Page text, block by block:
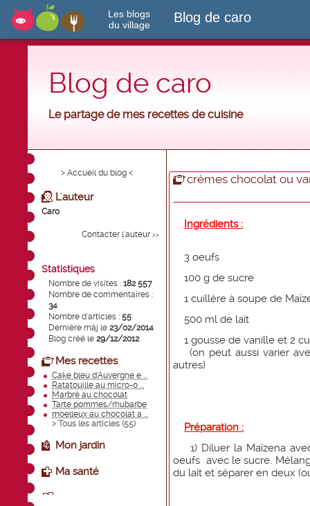
Les blogs
du village
Blog de caro
Blog de caro
Le partage de mes recettes de cuisine
> Accueil du blog <
L'auteur
Caro
Contacter l'auteur >>
Statistiques
Nombre de visites : 182 557
Nombre de commentaires :
34
Nombre d'articles : 55
Dernière màj le 23/02/2014
Blog créé le 29/12/2012
Mes recettes
Cake bleu d'Auvergne e ...
Ratatouille au micro-o ...
Marbré au chocolat
Tarte pommes/rhubarbe
moelleux au chocolat a ...
> Tous les articles (55)
Mon jardin
Ma santé
crèmes chocolat ou
Ingrédients :
3 oeufs
100 g de sucre
1 cuillère à soupe de
500 ml de lait
1 gousse de vanille et 2
(on peut aussi varier
autres)
Préparation :
1) Diluer la Maïzena
oeufs avec le sucre.
du lait et séparer en deux